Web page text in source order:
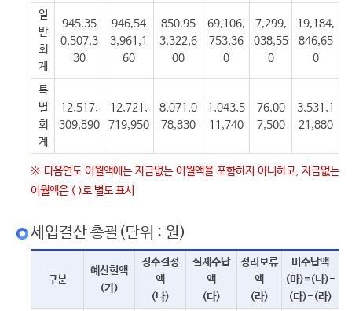
일
반
회
계
945,35
0,507,3
30
946,54
3,961,1
60
850,95
3,322,6
00
69,106,
753,36
0
7,299,
038,55
0
19,184,
846,65
0
특
별
회
계
12,517,
309,890
12,721,
719,950
8,071,0
78,830
1,043,5
11,740
76,00
7,500
3,531,1
21,880
※ 다음연도 이월액에는 자금없는 이월액을 포함하지 아니하고, 자금없는
이월액은 ( )로 별도 표시
세입결산 총괄(단위 : 원)
구분
예산현액
(가)
징수결정
액
(나)
실제수납
액
(다)
정리보류
액
(라)
미수납액
(마)=(나)-
(다)-(라)